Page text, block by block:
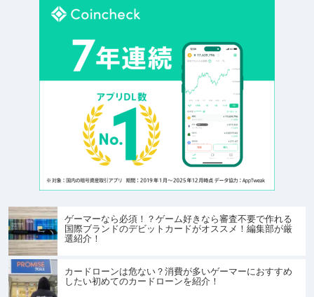
ゲーマーなら必須！？ゲーム好きなら審査不要で作れる
国際ブランドのデビットカードがオススメ！編集部が厳
選紹介！
カードローンは危ない？消費が多いゲーマーにおすすめ
したい初めてのカードローンを紹介！